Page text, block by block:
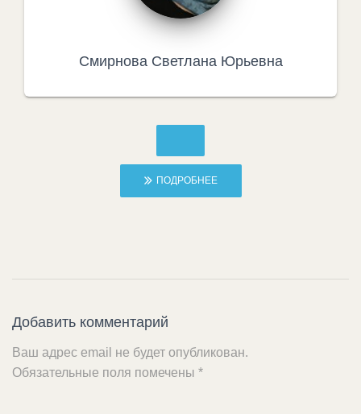
Смирнова Светлана Юрьевна
ПОДРОБНЕЕ
Добавить комментарий
Ваш адрес email не будет опубликован.
Обязательные поля помечены *